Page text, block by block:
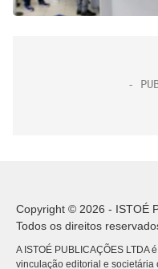
Copyright © 2026 - ISTOÉ
Todos os direitos
A ISTOÉ PUBLICAÇÕES LTDA
vinculação editorial e societária